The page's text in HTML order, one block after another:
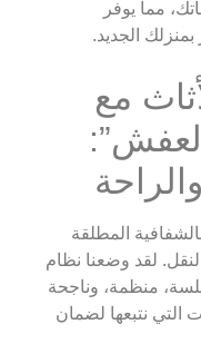
مما يوفر
الجديد.
مع
المطلقة
لقد وضعنا نظام
منظمة، وناجحة
التي نتبعها لضمان